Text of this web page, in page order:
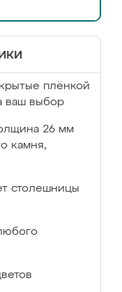
плёнкой
ваш выбор
26 мм
камня,
столешницы